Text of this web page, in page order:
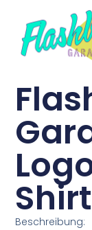
Shirt
Beschreibung: